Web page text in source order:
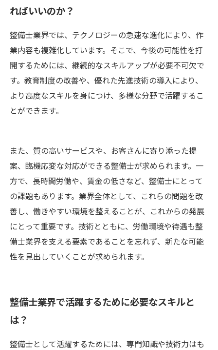
ればいいのか？
整備士業界では、テクノロジーの急速な進化により、作
業内容も複雑化しています。そこで、今後の可能性を打
開するためには、継続的なスキルアップが必要不可欠で
す。教育制度の改善や、優れた先進技術の導入により、
より高度なスキルを身につけ、多様な分野で活躍するこ
とができます。
また、質の高いサービスや、お客さんに寄り添った提
案、臨機応変な対応ができる整備士が求められます。一
方で、長時間労働や、賃金の低さなど、整備士にとって
の課題もあります。業界全体として、これらの問題を改
善し、働きやすい環境を整えることが、これからの発展
にとって重要です。技術とともに、労働環境や待遇も整
備士業界を支える要素であることを忘れず、新たな可能
性を見出していくことが求められます。
整備士業界で活躍するために必要なスキルと
は？
整備士として活躍するためには、専門知識や技術力はも